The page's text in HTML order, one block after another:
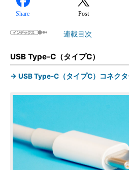
Share Post
連載目次
USB Type-C（タイプC）
→ USB Type-C（タイプC）コネク